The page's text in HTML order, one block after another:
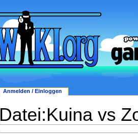
Datei:Kuina vs
Anmelden / Einloggen